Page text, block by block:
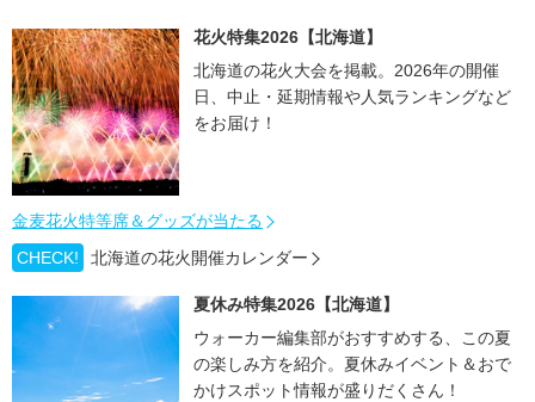
花火特集2026【北海道】
北海道の花火大会を掲載。2026年の開催
日、中止・延期情報や人気ランキングなど
をお届け！
金麦花火特等席＆グッズが当たる
CHECK!
北海道の花火開催カレンダー
夏休み特集2026【北海道】
ウォーカー編集部がおすすめする、この夏
の楽しみ方を紹介。夏休みイベント＆おで
かけスポット情報が盛りだくさん！